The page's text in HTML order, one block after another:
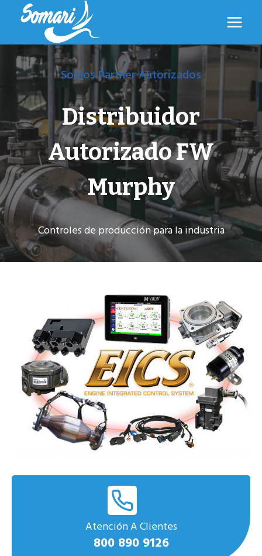
Saltar
contenido
Somos Partner Autorizados
Distribuidor
Autorizado FW
Murphy
Controles de producción para la industria
Atención A Clientes
800 890 9126